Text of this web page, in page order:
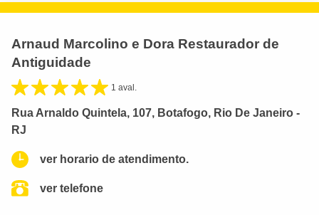
Arnaud Marcolino e Dora Restaurador de
Antiguidade
1 aval.
Rua Arnaldo Quintela, 107, Botafogo, Rio De Janeiro -
RJ
ver horario de atendimento.
ver telefone